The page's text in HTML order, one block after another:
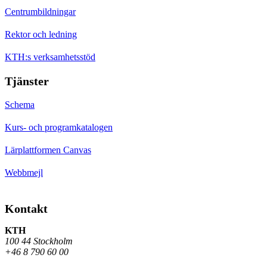
Centrumbildningar
Rektor och ledning
KTH:s verksamhetsstöd
Tjänster
Schema
Kurs- och programkatalogen
Lärplattformen Canvas
Webbmejl
Kontakt
KTH
100 44 Stockholm
+46 8 790 60 00